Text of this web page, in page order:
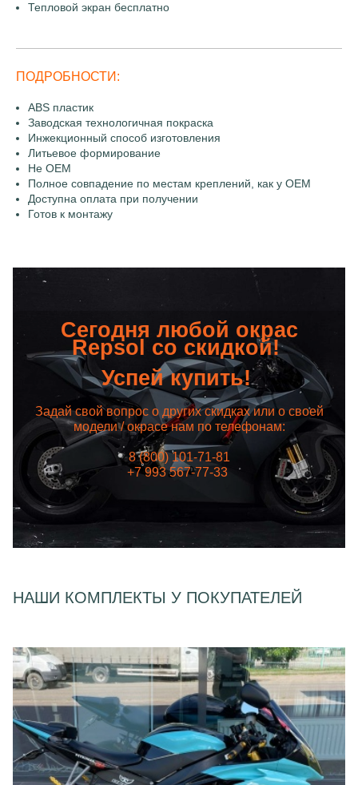
Тепловой экран бесплатно
ПОДРОБНОСТИ:
ABS пластик
Заводская технологичная покраска
Инжекционный способ изготовления
Литьевое формирование
Не OEM
Полное совпадение по местам креплений, как у OEM
Доступна оплата при получении
Готов к монтажу
Сегодня любой окрас
Repsol со скидкой!
Успей купить!
Задай свой вопрос о других скидках или о своей
модели / окрасе нам по телефонам:
8 (800) 101-71-81
+7 993 567-77-33
НАШИ КОМПЛЕКТЫ У ПОКУПАТЕЛЕЙ